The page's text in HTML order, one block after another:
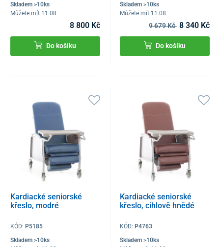
Skladem >10ks
Můžete mít 11.08
8 800 Kč
Do košíku
Skladem >10ks
Můžete mít 11.08
9 679 Kč 8 340 Kč
Do košíku
Kardiacké seniorské
křeslo, modré
KÓD: P5185
Skladem >10ks
Kardiacké seniorské
křeslo, cihlově hnědé
KÓD:P4763
Skladem >10ks